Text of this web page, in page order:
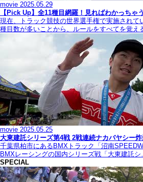
movie 2025.05.29
【Pick Up】全11種目網羅！見ればわかっちゃ
現在、トラック競技の世界選手権で実施されて
種目数が多いことから、ルールをすべてを覚
movie 2025.05.25
大東建託シリーズ第4戦 2戦連続ナカバヤシー
千葉県柏市にあるBMXトラック「沼南
BMXレーシングの国内シリーズ戦「大東建託
SPECIAL